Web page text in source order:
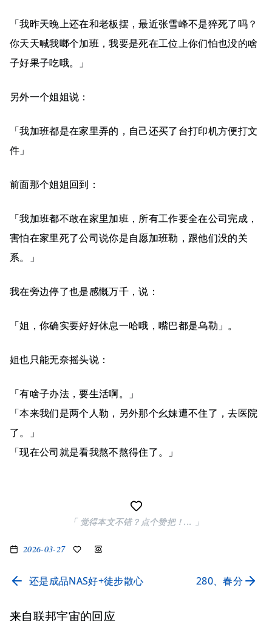
「我昨天晚上还在和老板摆，最近张雪峰不是猝死了吗？
你天天喊我啷个加班，我要是死在工位上你们怕也没的啥
子好果子吃哦。」
另外一个姐姐说：
「我加班都是在家里弄的，自己还买了台打印机方便打文
件」
前面那个姐姐回到：
「我加班都不敢在家里加班，所有工作要全在公司完成，
害怕在家里死了公司说你是自愿加班勒，跟他们没的关
系。」
我在旁边停了也是感慨万千，说：
「姐，你确实要好好休息一哈哦，嘴巴都是乌勒」。
姐也只能无奈摇头说：
「有啥子办法，要生活啊。」
「本来我们是两个人勒，另外那个幺妹遭不住了，去医院
了。」
「现在公司就是看我熬不熬得住了。」
「 觉得本文不错？点个赞把！... 」
2026-03-27
还是成品NAS好+徒步散心 280、春分
来自联邦宇宙的回应